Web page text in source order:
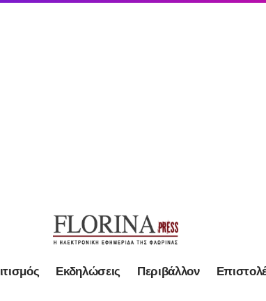
Εκδηλώσεις Περιβάλλον